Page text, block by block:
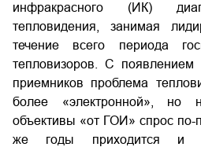
инфракрасного (ИК)
тепловидения, занимая
течение всего периода
тепловизоров. С
приемников проблема
более «электронной»,
объективы «от ГОИ» спрос
же годы приходится и